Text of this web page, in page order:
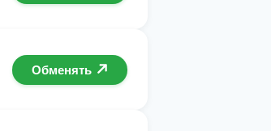
Обменять